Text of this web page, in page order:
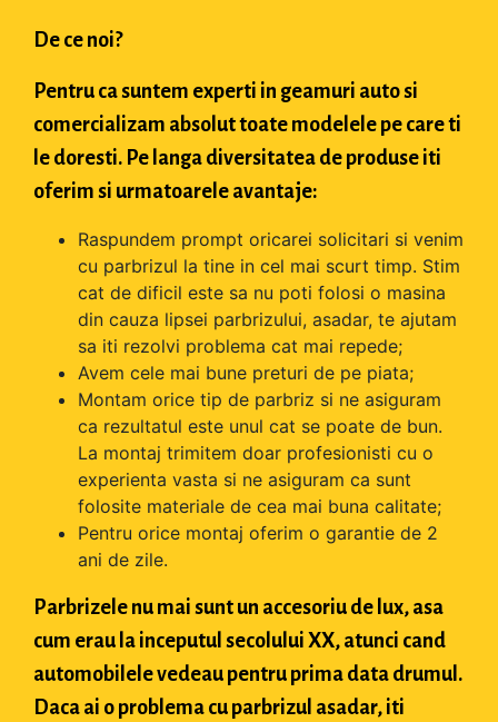
De ce noi?
Pentru ca suntem experti in geamuri auto si
comercializam absolut toate modelele pe care ti
le doresti. Pe langa diversitatea de produse iti
oferim si urmatoarele avantaje:
Raspundem prompt oricarei solicitari si venim
cu parbrizul la tine in cel mai scurt timp. Stim
cat de dificil este sa nu poti folosi o masina
din cauza lipsei parbrizului, asadar, te ajutam
sa iti rezolvi problema cat mai repede;
Avem cele mai bune preturi de pe piata;
Montam orice tip de parbriz si ne asiguram
ca rezultatul este unul cat se poate de bun.
La montaj trimitem doar profesionisti cu o
experienta vasta si ne asiguram ca sunt
folosite materiale de cea mai buna calitate;
Pentru orice montaj oferim o garantie de 2
ani de zile.
Parbrizele nu mai sunt un accesoriu de lux, asa
cum erau la inceputul secolului XX, atunci cand
automobilele vedeau pentru prima data drumul.
Daca ai o problema cu parbrizul asadar, iti